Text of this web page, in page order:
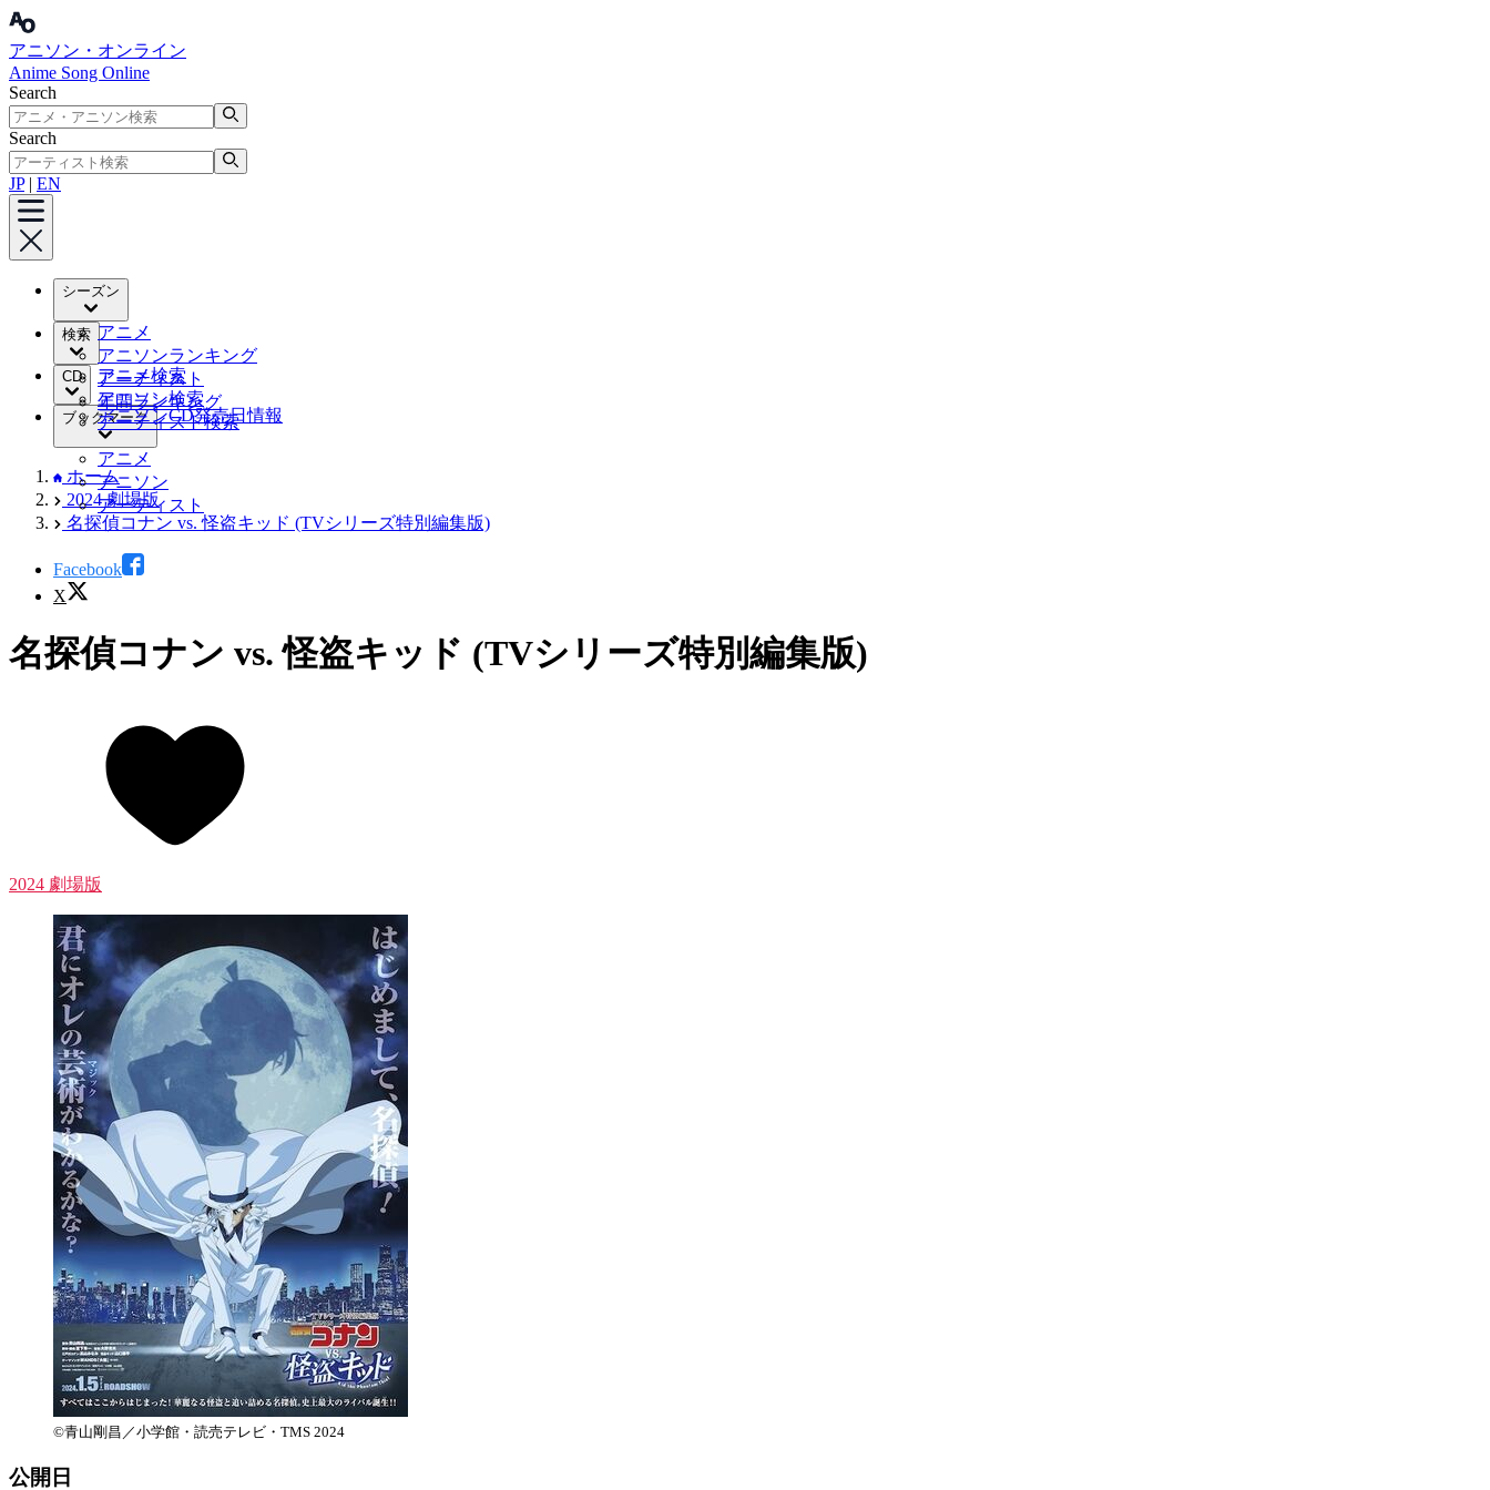
アニソン・オンライン
Anime Song Online
Search
Search
JP| EN
シーズン
アニメ
アニソンランキング
アーティスト
年間ランキング
検索
アニメ検索
アニソン検索
アーティスト検索
CD
アニソンCD発売日情報
ブックマーク
アニメ
アニソン
アーティスト
ホーム
2024 劇場版
名探偵コナン vs. 怪盗キッド (TVシリーズ特別編集版)
Facebook
X
名探偵コナン vs. 怪盗キッド (TVシリーズ特別編集版)
2024 劇場版
©青山剛昌／小学館・読売テレビ・TMS 2024
公開日